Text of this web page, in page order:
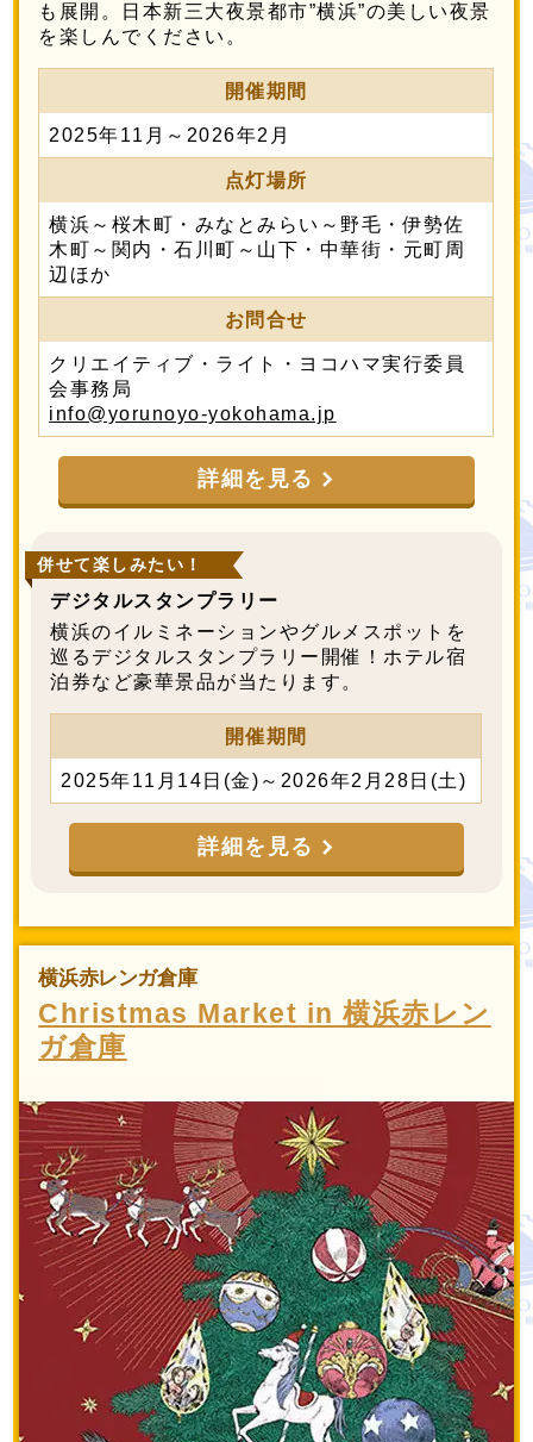
も展開。日本新三大夜景都市”横浜”の美しい夜景
を楽しんでください。
開催期間
2025年11月～2026年2月
点灯場所
横浜～桜木町・みなとみらい～野毛・伊勢佐
木町～関内・石川町～山下・中華街・元町周
辺ほか
お問合せ
クリエイティブ・ライト・ヨコハマ実行委員
会事務局
info@yorunoyo-yokohama.jp
詳細を見る
併せて楽しみたい！
デジタルスタンプラリー
横浜のイルミネーションやグルメスポットを
巡るデジタルスタンプラリー開催！ホテル宿
泊券など豪華景品が当たります。
開催期間
2025年11月14日(金)～2026年2月28日(土)
詳細を見る
横浜赤レンガ倉庫
Christmas Market in 横浜赤レン
ガ倉庫